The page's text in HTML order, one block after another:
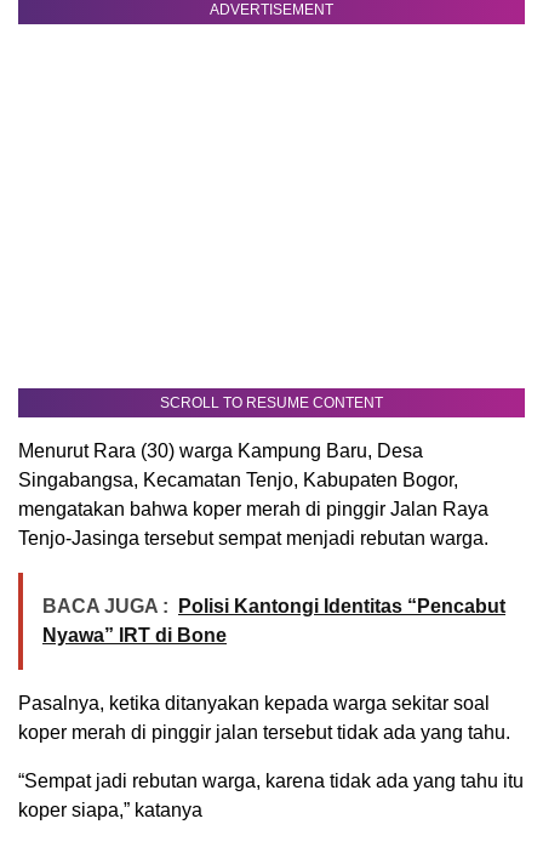
ADVERTISEMENT
SCROLL TO RESUME CONTENT
Menurut Rara (30) warga Kampung Baru, Desa
Singabangsa, Kecamatan Tenjo, Kabupaten Bogor,
mengatakan bahwa koper merah di pinggir Jalan Raya
Tenjo-Jasinga tersebut sempat menjadi rebutan warga.
BACA JUGA :
Polisi Kantongi Identitas “Pencabut
Nyawa” IRT di Bone
Pasalnya, ketika ditanyakan kepada warga sekitar soal
koper merah di pinggir jalan tersebut tidak ada yang tahu.
“Sempat jadi rebutan warga, karena tidak ada yang tahu itu
koper siapa,” katanya